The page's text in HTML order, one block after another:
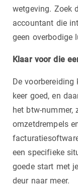
wetgeving. Zoek
accountant die
geen overbodige
Klaar voor die
De
keer goed, en
het btw-nummer,
omzetdrempels
een specifieke
goede start met
deur naar meer.